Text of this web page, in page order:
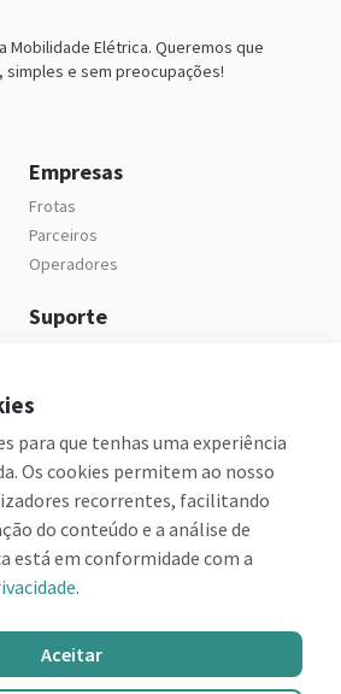
Mobilidade Elétrica. Queremos que
e sem preocupações!
Empresas
Frotas
Parceiros
Operadores
Suporte
para que tenhas uma experiência
Os cookies permitem ao nosso
recorrentes, facilitando
do conteúdo e a análise de
está em conformidade com a
.
Aceitar